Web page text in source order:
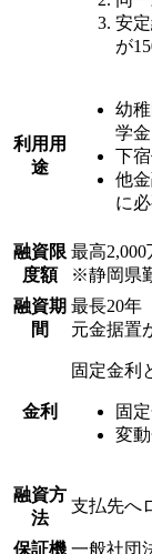
安
が
利用用
途
幼
学
下
他
に
融資限
度額
最高2,000
※静岡県
融資期
間
最長20年
元金据置
金利
固定金利
固
変
融資方
法
支払先へ
保証機 一般社団